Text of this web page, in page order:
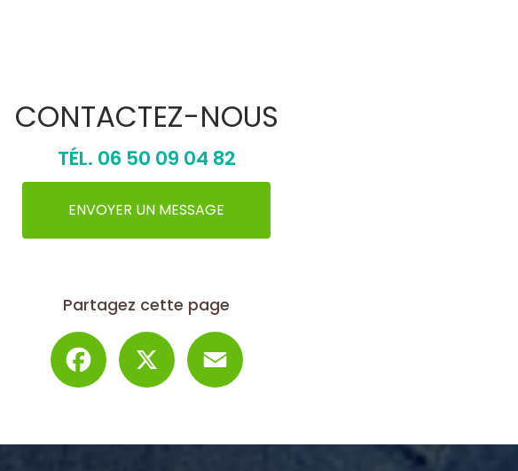
CONTACTEZ-NOUS
TÉL. 06 50 09 04 82
ENVOYER UN MESSAGE
Partagez cette page
Facebook